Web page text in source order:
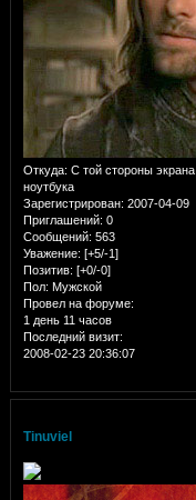
Откуда: С той стороны экрана
ноутбука
Зарегистрирован: 2007-04-09
Приглашений: 0
Сообщений: 563
Уважение: [+5/-1]
Позитив: [+0/-0]
Пол: Мужской
Провел на форуме:
1 день 11 часов
Последний визит:
2008-02-23 20:36:07
Tinuviel